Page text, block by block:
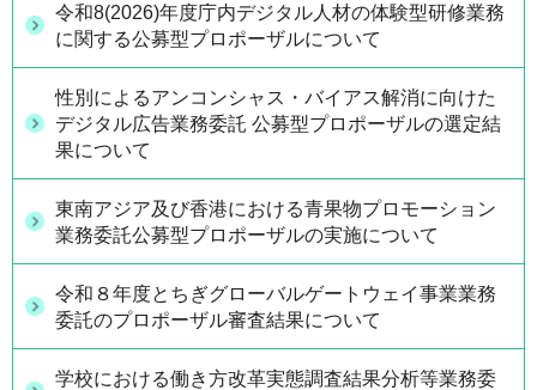
令和8(2026)年度庁内デジタル人材の体験型研修業務
に関する公募型プロポーザルについて
性別によるアンコンシャス・バイアス解消に向けた
デジタル広告業務委託 公募型プロポーザルの選定結
果について
東南アジア及び香港における青果物プロモーション
業務委託公募型プロポーザルの実施について
令和８年度とちぎグローバルゲートウェイ事業業務
委託のプロポーザル審査結果について
学校における働き方改革実態調査結果分析等業務委